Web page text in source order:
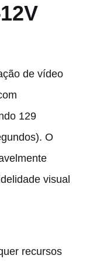
de vídeo
129
O
visual
recursos